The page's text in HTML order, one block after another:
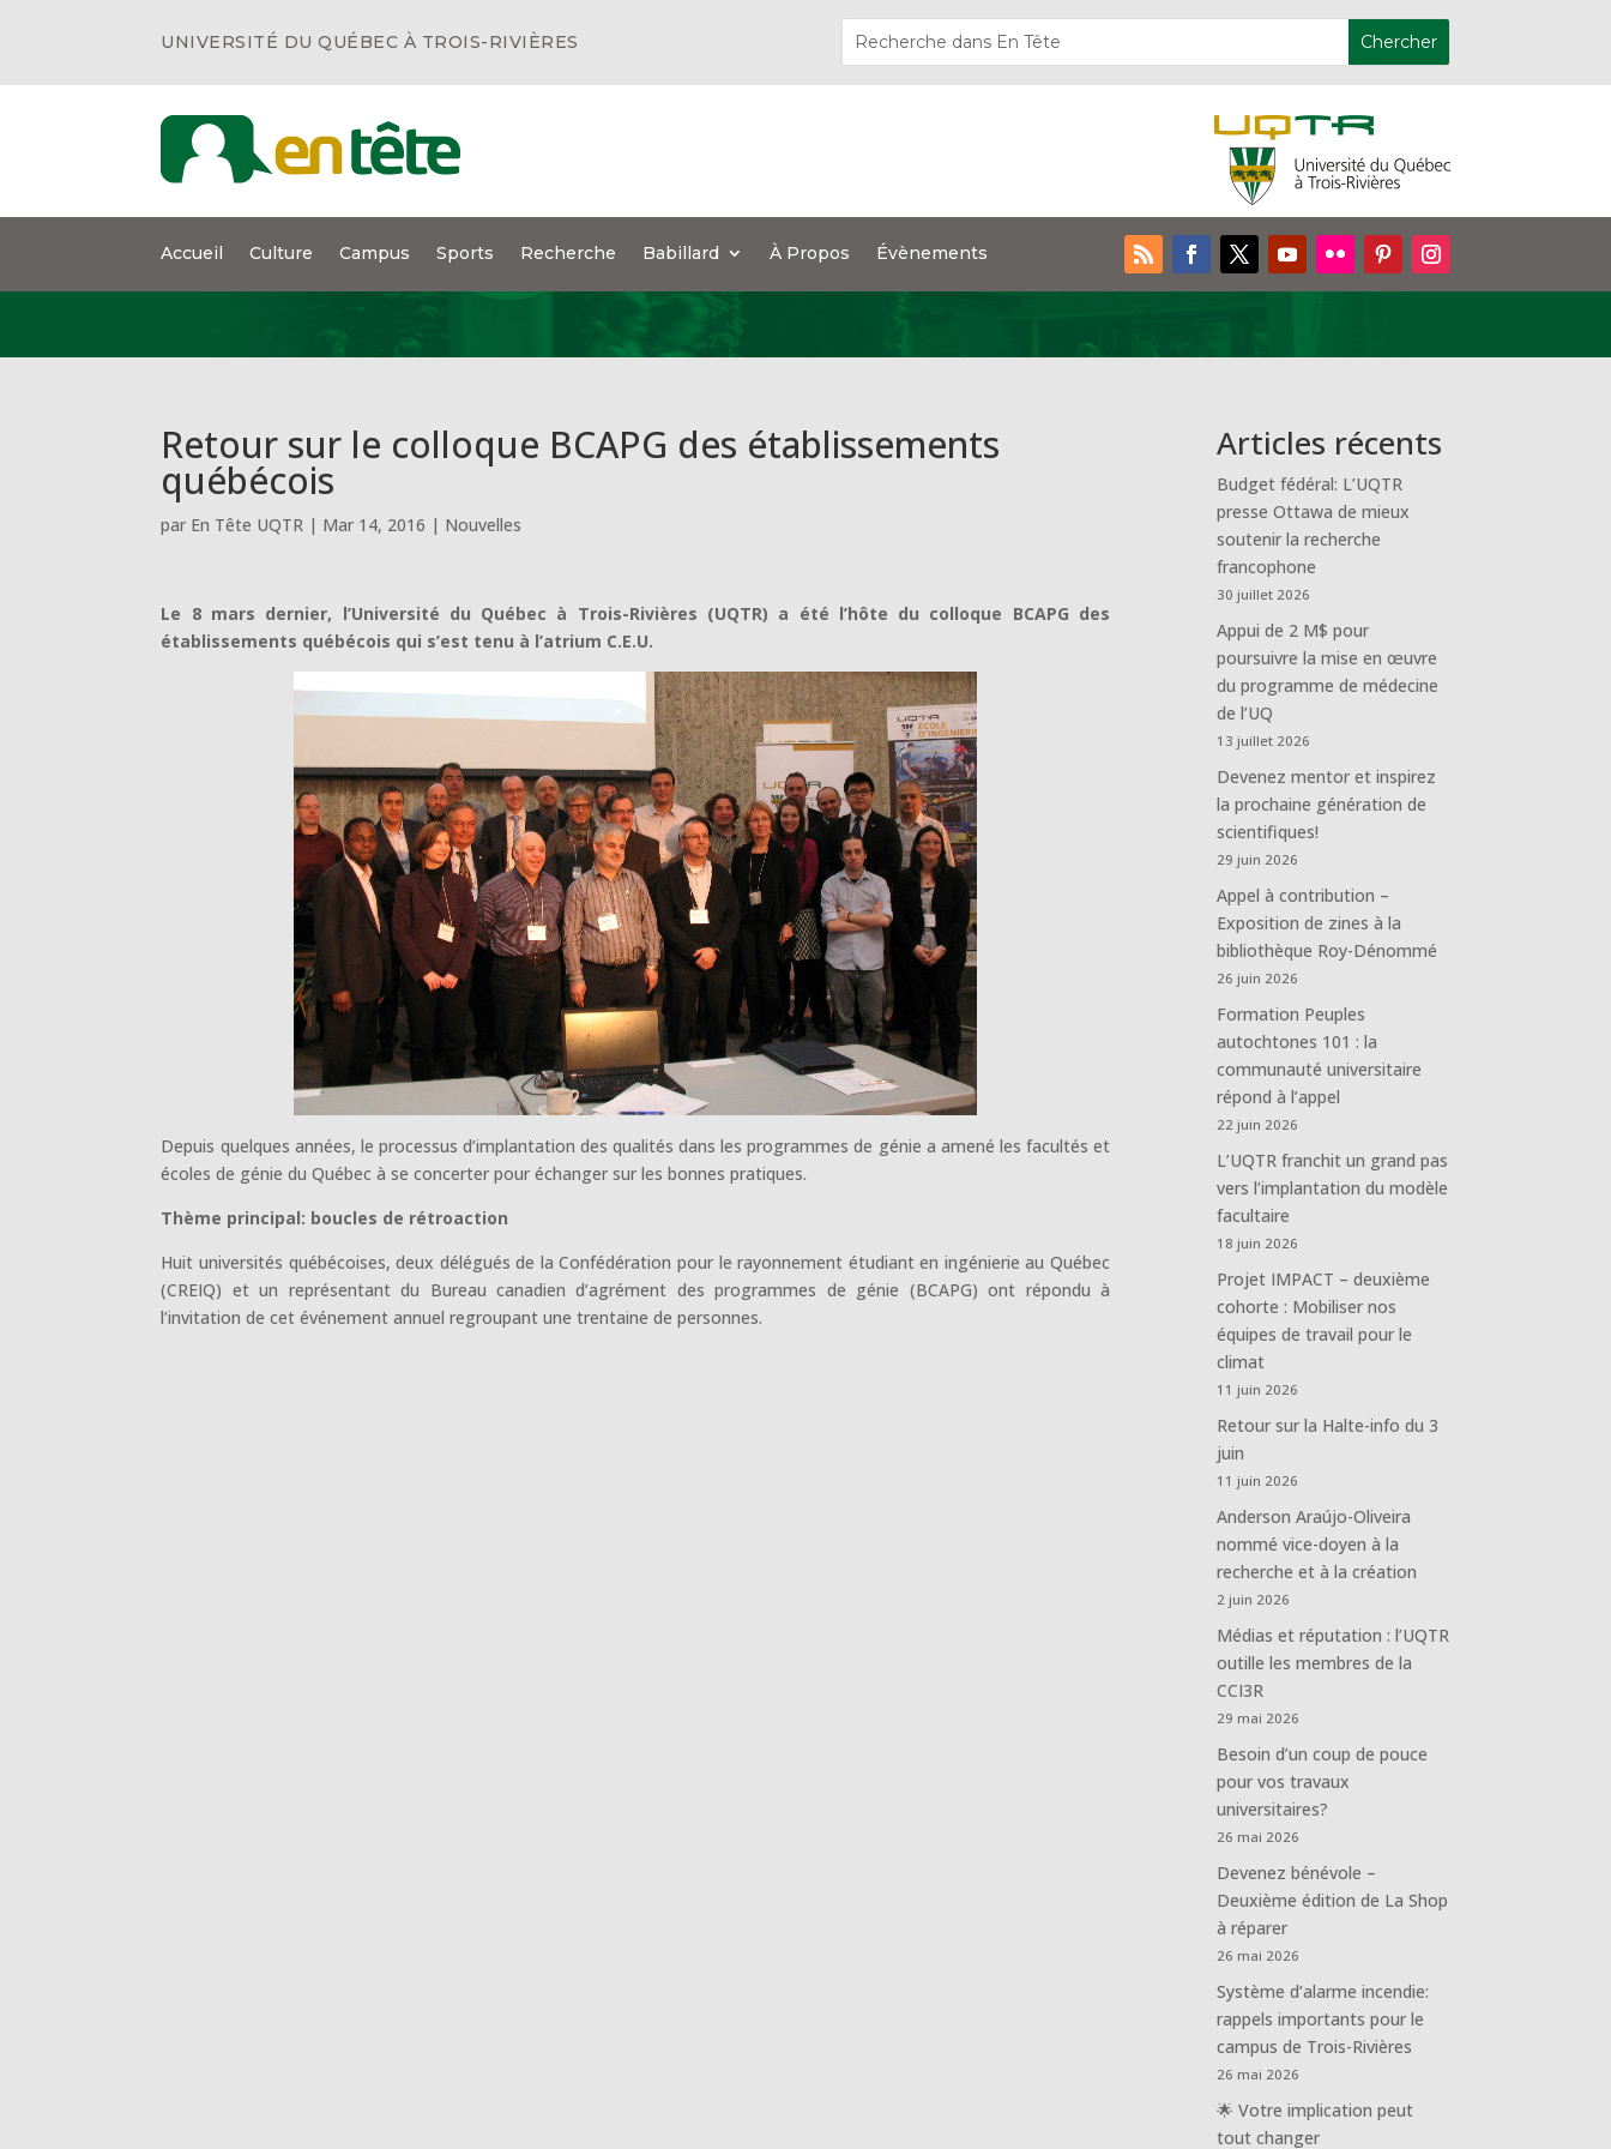
UNIVERSITÉ DU QUÉBEC À TROIS-RIVIÈRES
Accueil Culture Campus Sports Recherche Babillard À Propos Évènements
Retour sur le colloque BCAPG des établissements
québécois
par En Tête UQTR | Mar 14, 2016 | Nouvelles
Le 8 mars dernier, l’Université du Québec à Trois-Rivières (UQTR) a été l’hôte du colloque BCAPG des
établissements québécois qui s’est tenu à l’atrium C.E.U.
Depuis quelques années, le processus d’implantation des qualités dans les programmes de génie a amené les facultés et
écoles de génie du Québec à se concerter pour échanger sur les bonnes pratiques.
Thème principal: boucles de rétroaction
Huit universités québécoises, deux délégués de la Confédération pour le rayonnement étudiant en ingénierie au Québec
(CREIQ) et un représentant du Bureau canadien d’agrément des programmes de génie (BCAPG) ont répondu à
l’invitation de cet événement annuel regroupant une trentaine de personnes.
Articles récents
Budget fédéral: L’UQTR
presse Ottawa de mieux
soutenir la recherche
francophone
30 juillet 2026
Appui de 2 M$ pour
poursuivre la mise en œuvre
du programme de médecine
de l’UQ
13 juillet 2026
Devenez mentor et inspirez
la prochaine génération de
scientifiques!
29 juin 2026
Appel à contribution –
Exposition de zines à la
bibliothèque Roy-Dénommé
26 juin 2026
Formation Peuples
autochtones 101 : la
communauté universitaire
répond à l’appel
22 juin 2026
L’UQTR franchit un grand pas
vers l’implantation du modèle
facultaire
18 juin 2026
Projet IMPACT – deuxième
cohorte : Mobiliser nos
équipes de travail pour le
climat
11 juin 2026
Retour sur la Halte-info du 3
juin
11 juin 2026
Anderson Araújo-Oliveira
nommé vice-doyen à la
recherche et à la création
2 juin 2026
Médias et réputation : l’UQTR
outille les membres de la
CCI3R
29 mai 2026
Besoin d’un coup de pouce
pour vos travaux
universitaires?
26 mai 2026
Devenez bénévole –
Deuxième édition de La Shop
à réparer
26 mai 2026
Système d’alarme incendie:
rappels importants pour le
campus de Trois-Rivières
26 mai 2026
🌟 Votre implication peut
tout changer